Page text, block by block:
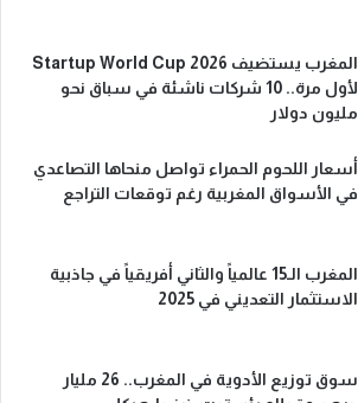
المغرب يستضيف Startup World Cup 2026
لأول مرة.. 10 شركات ناشئة في سباق نحو
مليون دولار
أسعار اللحوم الحمراء تواصل منحاها التصاعدي
في الأسواق المغربية رغم توقعات التراجع
المغرب الـ15 عالمياً والثاني أفريقياً في جاذبية
الاستثمار التعديني في 2025
سوق توزيع الأدوية في المغرب.. 26 مليار